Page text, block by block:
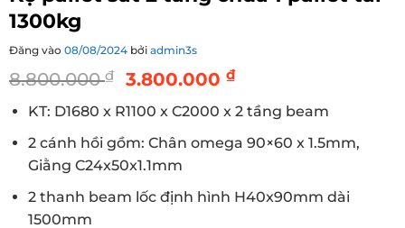
1300kg
Đăng vào 08/08/2024 bởi admin3s
8.800.000₫
Giá
gốc
là:
8.800.000 ₫.
3.800.000 ₫Giá
hiện
tại
là:
KT: D1680 x R1100 x C2000 x 2 tầng beam
2 cánh hồi gồm: Chân omega 90×60 x 1.5mm,
Giằng C24x50x1.1mm
2 thanh beam lốc định hình H40x90mm dài
1500mm